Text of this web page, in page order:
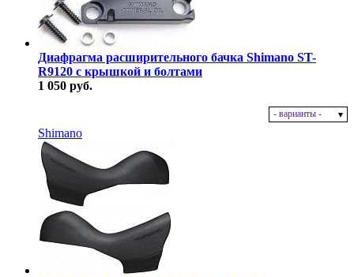
Диафрагма расширительного бачка Shimano ST-
R9120 с крышкой и болтами
1 050 руб.
- варианты -
Shimano